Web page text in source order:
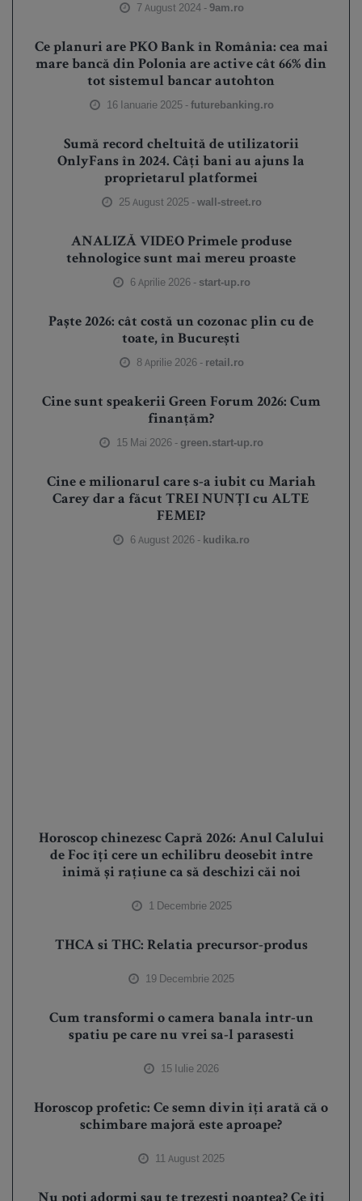
7 August 2024 -9am.ro
Ce planuri are PKO Bank în România: cea mai
mare bancă din Polonia are active cât 66% din
tot sistemul bancar autohton
16 Ianuarie 2025 -futurebanking.ro
Sumă record cheltuită de utilizatorii
OnlyFans în 2024. Câți bani au ajuns la
proprietarul platformei
25 August 2025 -wall-street.ro
ANALIZĂ VIDEO Primele produse
tehnologice sunt mai mereu proaste
6 Aprilie 2026 - start-up.ro
Paște 2026: cât costă un cozonac plin cu de
toate, în București
8 Aprilie 2026 - retail.ro
Cine sunt speakerii Green Forum 2026: Cum
finanțăm?
15 Mai 2026 - green.start-up.ro
Cine e milionarul care s-a iubit cu Mariah
Carey dar a făcut TREI NUNȚI cu ALTE
FEMEI?
6 August 2026 - kudika.ro
Horoscop chinezesc Capră 2026: Anul Calului
de Foc îți cere un echilibru deosebit între
inimă și rațiune ca să deschizi căi noi
1 Decembrie 2025
THCA si THC: Relatia precursor-produs
19 Decembrie 2025
Cum transformi o camera banala intr-un
spatiu pe care nu vrei sa-l parasesti
15 Iulie 2026
Horoscop profetic: Ce semn divin îți arată că o
schimbare majoră este aproape?
11 August 2025